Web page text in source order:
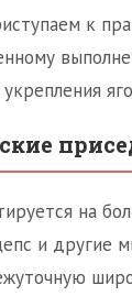
к
на
и другие